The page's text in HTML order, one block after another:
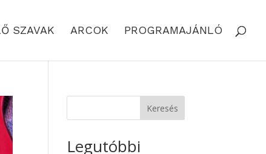
SZAVAK ARCOK PROGRAMAJÁNLÓ
Keresés
Legutóbbi